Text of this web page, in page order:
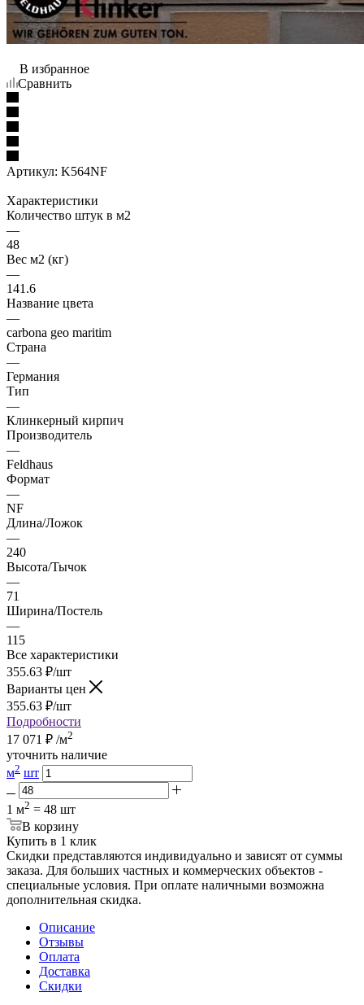
В избранное
Сравнить
Артикул: K564NF
Характеристики
Количество штук в м2
—
48
Вес м2 (кг)
—
141.6
Название цвета
—
carbona geo maritim
Страна
—
Германия
Тип
—
Клинкерный кирпич
Производитель
—
Feldhaus
Формат
—
NF
Длина/Ложок
—
240
Высота/Тычок
—
71
Ширина/Постель
—
115
Все характеристики
355.63 ₽/шт
Варианты цен
355.63 ₽/шт
Подробности
17 071 ₽ /м2
уточнить наличие
м2 шт
1 м2 = 48 шт
В корзину
Купить в 1 клик
Скидки представляются индивидуально и зависят от суммы
заказа. Для больших частных и коммерческих объектов -
специальные условия. При оплате наличными возможна
дополнительная скидка.
Описание
Отзывы
Оплата
Доставка
Скидки